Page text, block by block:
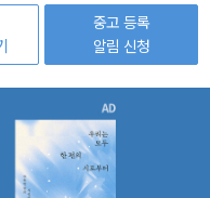
중고 등록
알림 신청